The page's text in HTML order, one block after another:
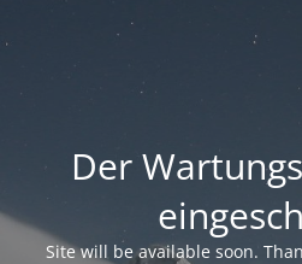
Der
Site will be available soon.